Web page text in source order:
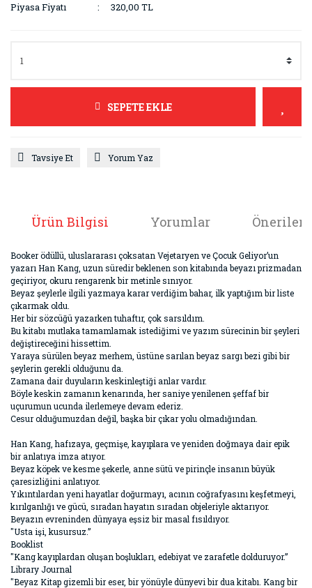
Piyasa Fiyatı
320,00 TL
SEPETE EKLE
Tavsiye Et Yorum Yaz
Ürün Bilgisi Yorumlar
Booker ödüllü, uluslararası çoksatan Vejetaryen ve Çocuk Geliyor’un
yazarı Han Kang, uzun süredir beklenen son kitabında beyazı prizmadan
geçiriyor, okuru rengarenk bir metinle sınıyor.
Beyaz şeylerle ilgili yazmaya karar verdiğim bahar, ilk yaptığım bir liste
çıkarmak oldu.
Her bir sözcüğü yazarken tuhaftır, çok sarsıldım.
Bu kitabı mutlaka tamamlamak istediğimi ve yazım sürecinin bir şeyleri
değiştireceğini hissettim.
Yaraya sürülen beyaz merhem, üstüne sarılan beyaz sargı bezi gibi bir
şeylerin gerekli olduğunu da.
Zamana dair duyuların keskinleştiği anlar vardır.
Böyle keskin zamanın kenarında, her saniye yenilenen şeffaf bir
uçurumun ucunda ilerlemeye devam ederiz.
Cesur olduğumuzdan değil, başka bir çıkar yolu olmadığından.
Han Kang, hafızaya, geçmişe, kayıplara ve yeniden doğmaya dair epik
bir anlatıya imza atıyor.
Beyaz köpek ve kesme şekerle, anne sütü ve pirinçle insanın büyük
çaresizliğini anlatıyor.
Yıkıntılardan yeni hayatlar doğurmayı, acının coğrafyasını keşfetmeyi,
kırılganlığı ve gücü, sıradan hayatın sıradan objeleriyle aktarıyor.
Beyazın evreninden dünyaya eşsiz bir masal fısıldıyor.
"Usta işi, kusursuz.”
Booklist
"Kang kayıplardan oluşan boşlukları, edebiyat ve zarafetle dolduruyor.”
Library Journal
"Beyaz Kitap gizemli bir eser, bir yönüyle dünyevi bir dua kitabı. Kang bir